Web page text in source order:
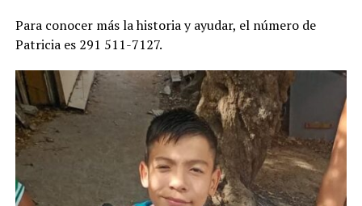
Para conocer más la historia y ayudar, el número de
Patricia es 291 511-7127.